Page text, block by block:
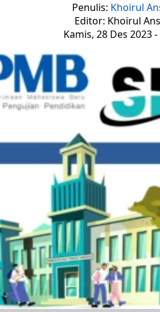
Penulis: Khoirul
Editor: Khoirul
Kamis, 28 Des 2023